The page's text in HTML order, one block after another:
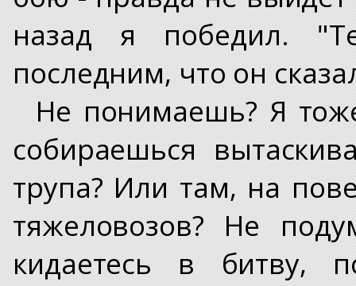
назад я победил.
последним, что он
Не понимаешь? Я
собираешься
трупа? Или там, на
тяжеловозов? Не
кидаетесь в битву,